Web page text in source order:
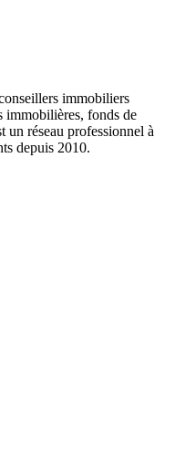
immobiliers
immobilières, fonds de
un réseau professionnel à
depuis 2010.